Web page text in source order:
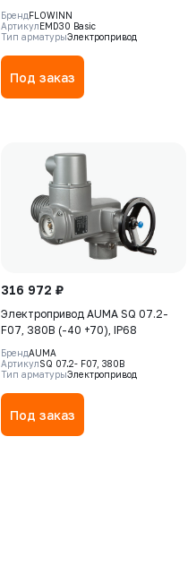
S2-15min
БрендFLOWINN
АртикулEMD30 Basic
Тип арматурыЭлектропривод
Под заказ
316 972 ₽
Электропривод AUMA SQ 07.2-
F07, 380В (-40 +70), IP68
БрендAUMA
АртикулSQ 07.2- F07, 380В
Тип арматурыЭлектропривод
Под заказ